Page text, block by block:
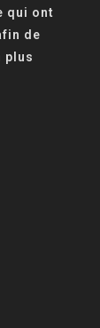
qui ont
de
plus